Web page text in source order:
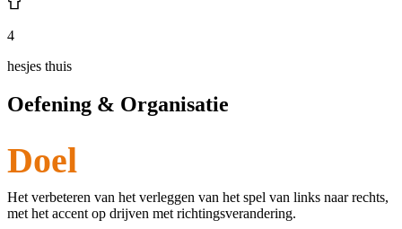
4
hesjes thuis
Oefening & Organisatie
Doel
Het verbeteren van het verleggen van het spel van links naar rechts,
met het accent op drijven met richtingsverandering.